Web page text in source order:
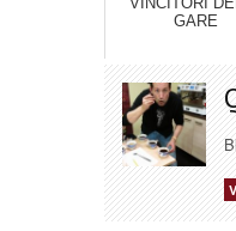
GARE